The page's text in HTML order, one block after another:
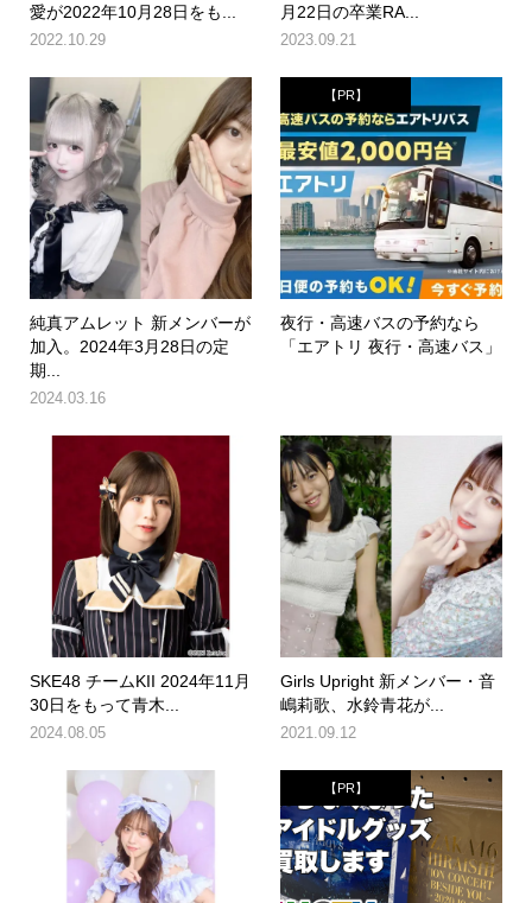
愛が2022年10月28日をも...
2022.10.29
月22日の卒業RA...
2023.09.21
純真アムレット 新メンバーが
加入。2024年3月28日の定
期...
2024.03.16
【PR】
夜行・高速バスの予約なら
「エアトリ 夜行・高速バス」
SKE48 チームKII 2024年11月
30日をもって青木...
2024.08.05
Girls Upright 新メンバー・音
嶋莉歌、水鈴青花が...
2021.09.12
【PR】